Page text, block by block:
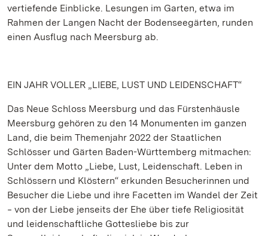
vertiefende Einblicke. Lesungen im Garten, etwa im
Rahmen der Langen Nacht der Bodenseegärten, runden
einen Ausflug nach Meersburg ab.
EIN JAHR VOLLER „LIEBE, LUST UND LEIDENSCHAFT“
Das Neue Schloss Meersburg und das Fürstenhäusle
Meersburg gehören zu den 14 Monumenten im ganzen
Land, die beim Themenjahr 2022 der Staatlichen
Schlösser und Gärten Baden-Württemberg mitmachen:
Unter dem Motto „Liebe, Lust, Leidenschaft. Leben in
Schlössern und Klöstern“ erkunden Besucherinnen und
Besucher die Liebe und ihre Facetten im Wandel der Zeit
‒ von der Liebe jenseits der Ehe über tiefe Religiosität
und leidenschaftliche Gottesliebe bis zur